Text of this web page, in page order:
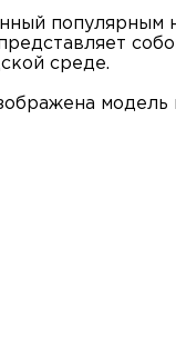
популярным
среде.